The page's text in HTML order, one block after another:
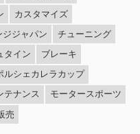
カスタマイズ
ジジャパン
チューニング
タイン
ブレーキ
ルシェカレラカップ
テナンス
モータースポーツ
売